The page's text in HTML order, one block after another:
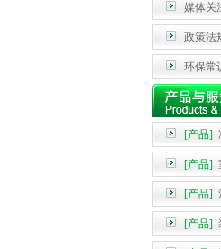
媒体关
政策法
环保常
[产品]
[产品]
[产品]
[产品]